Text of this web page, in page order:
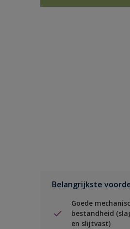
Belangrijkste
Goede
bestandheid
en slijtvast)